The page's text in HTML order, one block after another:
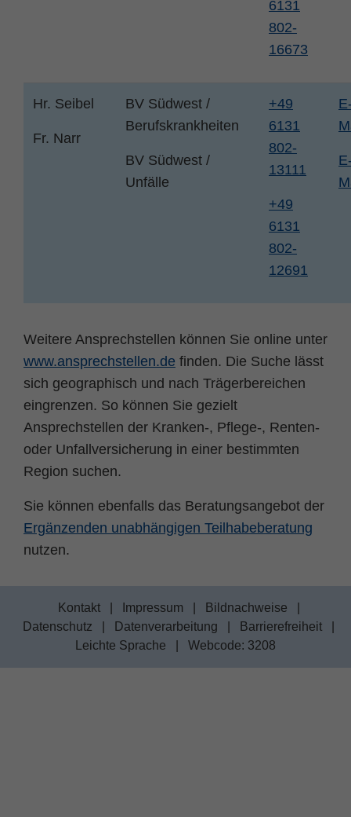
6131
802-
16673
Hr. Seibel
Fr. Narr
BV Südwest /
Berufskrankheiten
BV Südwest /
Unfälle
+49
6131
802-
13111
+49
6131
802-
12691
Weitere Ansprechstellen können Sie online unter
www.ansprechstellen.de finden. Die Suche lässt
sich geographisch und nach Trägerbereichen
eingrenzen. So können Sie gezielt
Ansprechstellen der Kranken-, Pflege-, Renten-
oder Unfallversicherung in einer bestimmten
Region suchen.
Sie können ebenfalls das Beratungsangebot der
Ergänzenden unabhängigen Teilhabeberatung
nutzen.
Kontakt Impressum Bildnachweise
Datenschutz
Datenverarbeitung Barrierefreiheit
Leichte Sprache
Webcode: 3208